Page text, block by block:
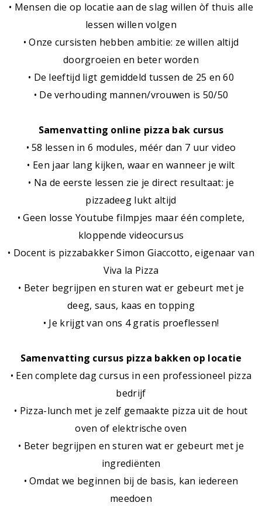
• Mensen die op locatie aan de slag willen òf thuis alle
lessen willen volgen
• Onze cursisten hebben ambitie: ze willen altijd
doorgroeien en beter worden
• De leeftijd ligt gemiddeld tussen de 25 en 60
• De verhouding mannen/vrouwen is 50/50
Samenvatting online pizza bak cursus
• 58 lessen in 6 modules, méér dan 7 uur video
• Een jaar lang kijken, waar en wanneer je wilt
• Na de eerste lessen zie je direct resultaat: je
pizzadeeg lukt altijd
• Geen losse Youtube filmpjes maar één complete,
kloppende videocursus
• Docent is pizzabakker Simon Giaccotto, eigenaar van
Viva la Pizza
• Beter begrijpen en sturen wat er gebeurt met je
deeg, saus, kaas en topping
• Je krijgt van ons 4 gratis proeflessen!
Samenvatting cursus pizza bakken op locatie
• Een complete dag cursus in een professioneel pizza
bedrijf
• Pizza-lunch met je zelf gemaakte pizza uit de hout
oven of elektrische oven
• Beter begrijpen en sturen wat er gebeurt met je
ingrediënten
• Omdat we beginnen bij de basis, kan iedereen
meedoen